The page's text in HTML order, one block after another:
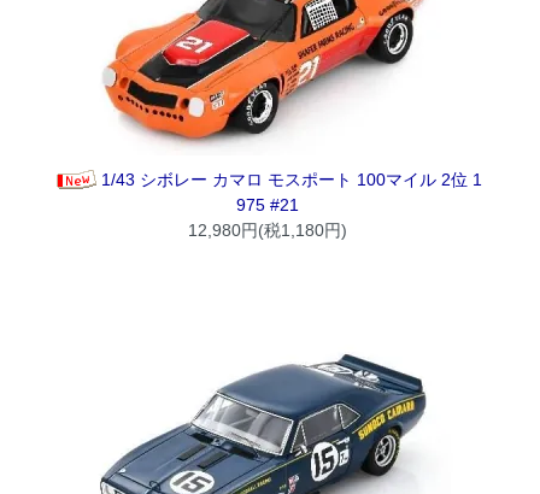
1/43 シボレー カマロ モスポート 100マイル 2位 1
975 #21
12,980円(税1,180円)